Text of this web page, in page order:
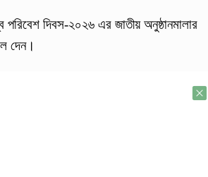
পরিবেশ দিবস-২০২৬ এর জাতীয় অনুষ্ঠানমালার
দেন।